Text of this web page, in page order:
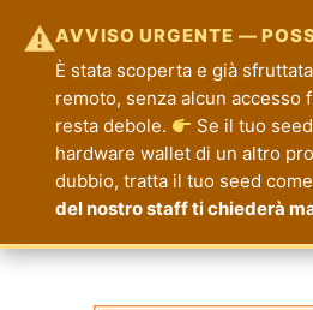
⚠AVVISO URGENTE —
È stata scoperta e già
remoto, senza alcun accesso
resta debole.
Se il tuo
hardware wallet di un altro
dubbio, tratta il tuo seed
del nostro staff ti chiederà